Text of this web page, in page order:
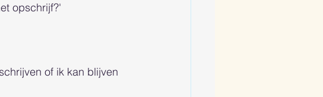
opschrijf?'
of ik kan blijven